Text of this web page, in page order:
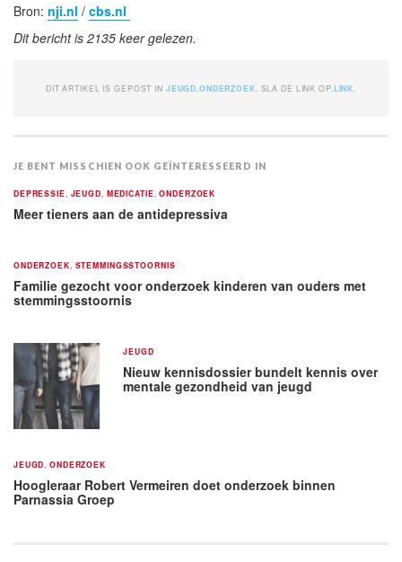
Bron: nji.nl / cbs.nl
Dit bericht is 2135 keer gelezen.
DIT ARTIKEL IS GEPOST IN JEUGD ONDERZOEK . SLA DE LINK OP. LINK
JE BENT MISSCHIEN OOK GEÏNTERESSEERD IN
DEPRESSIE JEUGD MEDICATIE ,ONDERZOEK
Meer tieners aan de antidepressiva
ONDERZOEK STEMMINGSSTOORNIS
Familie gezocht voor onderzoek kinderen van ouders met
stemmingsstoornis
JEUGD
Nieuw kennisdossier bundelt kennis over
mentale gezondheid van jeugd
JEUGD ,ONDERZOEK
Hoogleraar Robert Vermeiren doet onderzoek binnen
Parnassia Groep